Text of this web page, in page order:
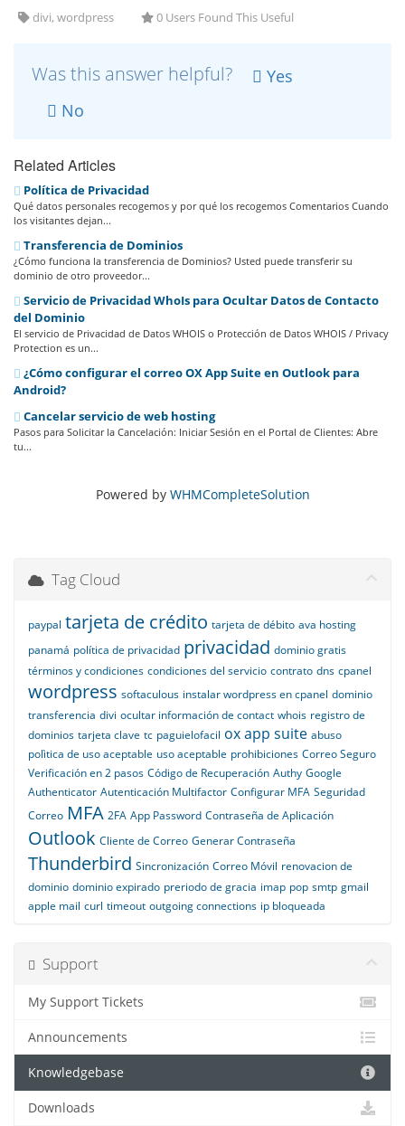
divi, wordpress 0 Users Found This Useful
Was this answer helpful?
Yes
No
Related Articles
Política de Privacidad
Qué datos personales recogemos y por qué los recogemos Comentarios Cuando
los visitantes dejan...
Transferencia de Dominios
¿Cómo funciona la transferencia de Dominios? Usted puede transferir su
dominio de otro proveedor...
Servicio de Privacidad WhoIs para Ocultar Datos de Contacto
del Dominio
El servicio de Privacidad de Datos WHOIS o Protección de Datos WHOIS / Privacy
Protection es un...
¿Cómo configurar el correo OX App Suite en Outlook para
Android?
Cancelar servicio de web hosting
Pasos para Solicitar la Cancelación: Iniciar Sesión en el Portal de Clientes: Abre
tu...
Powered by WHMCompleteSolution
Tag Cloud
paypal tarjeta de crédito tarjeta de débito ava hosting
panamá política de privacidad privacidad dominio gratis
términos y condiciones condiciones del servicio contrato dns cpanel
wordpress softaculous instalar wordpress en cpanel dominio
transferencia divi ocultar información de contact whois registro de
dominios tarjeta clave tc paguielofacil ox app suite abuso
polìtica de uso aceptable uso aceptable prohibiciones Correo Seguro
Verificación en 2 pasos Código de Recuperación Authy Google
Authenticator Autenticación Multifactor Configurar MFA Seguridad
Correo MFA 2FA App Password Contraseña de Aplicación
Outlook Cliente de Correo Generar Contraseña
Thunderbird Sincronización Correo Móvil renovacion de
dominio dominio expirado preriodo de gracia imap pop smtp gmail
apple mail curl timeout outgoing connections ip bloqueada
Support
My Support Tickets
Announcements
Knowledgebase
Downloads